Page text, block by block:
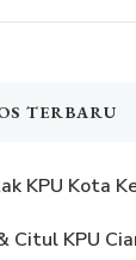
TERBARU
KPU Kota
Citul KPU